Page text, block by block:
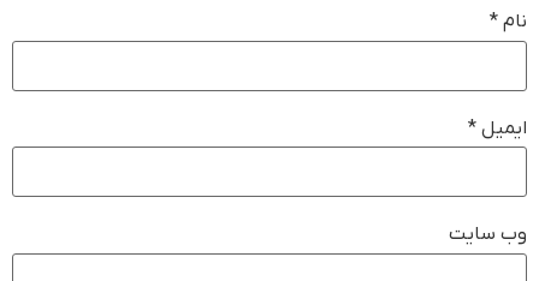
نام *
ایمیل *
وب‌ سایت